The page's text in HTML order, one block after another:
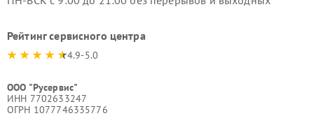
Рейтинг сервисного центра
4.9-5.0
ООО "Русервис"
ИНН 7702633247
ОГРН 1077746335776